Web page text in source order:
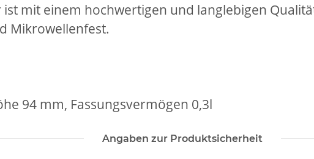
mit einem hochwertigen und langlebigen
Mikrowellenfest.
94 mm, Fassungsvermögen 0,3l
Angaben zur Produktsicherheit
farbig 1000ml inkl.
Premium B&C Inspire #190